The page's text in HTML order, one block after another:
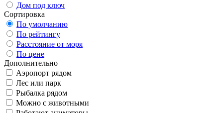
Дом под ключ
Сортировка
По умолчанию
По рейтингу
Расстояние от моря
По цене
Дополнительно
Аэропорт рядом
Лес или парк
Рыбалка рядом
Можно с животными